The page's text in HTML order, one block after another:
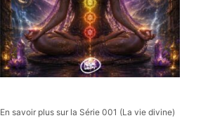
En savoir plus sur la Série 001 (La vie divine)